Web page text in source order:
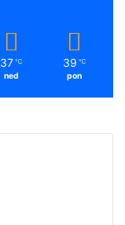
37 ℃
ned
39 ℃
pon